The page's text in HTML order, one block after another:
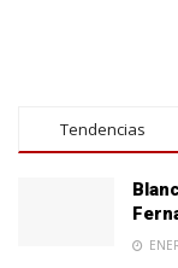
Tendencias